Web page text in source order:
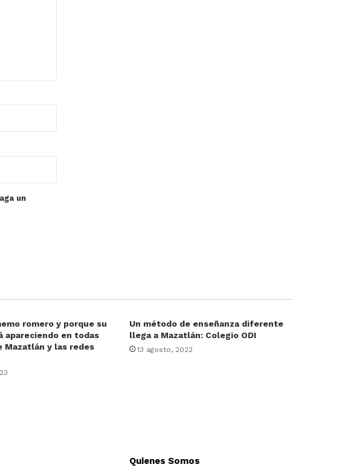
un
romero y porque su
apareciendo en todas
Mazatlán y las redes
Un método de enseñanza diferente
llega a Mazatlán: Colegio ODI
13 agosto, 2022
Quienes Somos